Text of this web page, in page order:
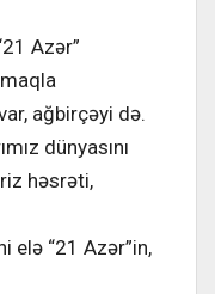
Azər”
ağbirçəyi də.
dünyasını
həsrəti,
elə “21 Azər”in,